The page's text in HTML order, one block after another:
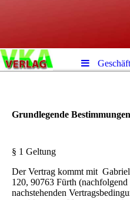
Grundlegende Bestimmungen
§ 1 Geltung
Der Vertrag kommt mit
120, 90763 Fürth
nachstehenden